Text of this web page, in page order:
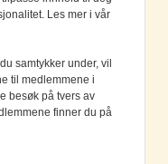
Les mer i vår
samtykker under, vil
til medlemmene i
besøk på tvers av
finner du på